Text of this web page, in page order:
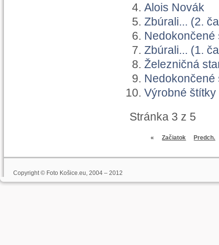
Alois Novák
Zbúrali... (2.
Zbúrali... (1.
Železničná
Výrobné štítky
Stránka 3 z 5
« Začiatok Predch.
Copyright © Foto Košice.eu, 2004 – 2012